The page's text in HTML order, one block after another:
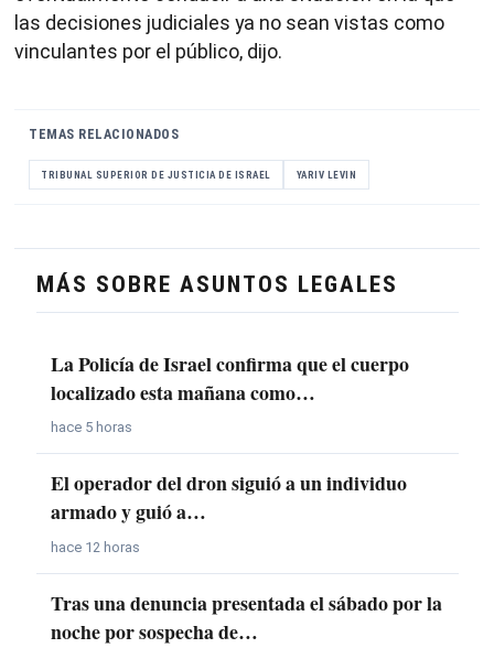
las decisiones judiciales ya no sean vistas como
vinculantes por el público, dijo.
TEMAS RELACIONADOS
TRIBUNAL SUPERIOR DE JUSTICIA DE ISRAEL YARIV LEVIN
MÁS SOBRE ASUNTOS LEGALES
La Policía de Israel confirma que el cuerpo
localizado esta mañana como…
hace 5 horas
El operador del dron siguió a un individuo
armado y guió a…
hace 12 horas
Tras una denuncia presentada el sábado por la
noche por sospecha de…